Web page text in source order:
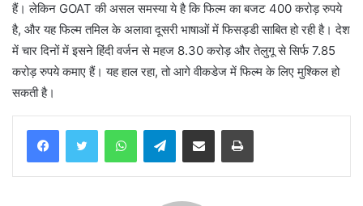
हैं। लेकिन GOAT की असल समस्‍या ये है कि फिल्‍म का बजट 400 करोड़ रुपये
है, और यह फिल्‍म तमिल के अलावा दूसरी भाषाओं में फिसड्डी साबित हो रही है। देश
में चार दिनों में इसने हिंदी वर्जन से महज 8.30 करोड़ और तेलुगू से सिर्फ 7.85
करोड़ रुपये कमाए हैं। यह हाल रहा, तो आगे वीकडेज में फिल्‍म के लिए मुश्‍क‍िल हो
सकती है।
WhatsAppTelegramShare via Email Print